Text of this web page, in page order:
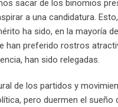
sacar de los binomios
a una candidatura.
ha sido, en la mayoría
han preferido rostros
han sido relegadas.
de los partidos y
pero duermen el